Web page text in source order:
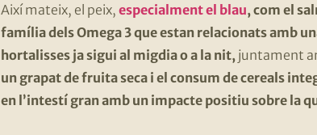
Així mateix, el peix, especialment el blau, com el
família dels Omega 3 que estan relacionats amb
hortalisses ja sigui al migdia o a la nit, juntament
un grapat de fruita seca i el consum de cereals
en l’intestí gran amb un impacte positiu sobre la